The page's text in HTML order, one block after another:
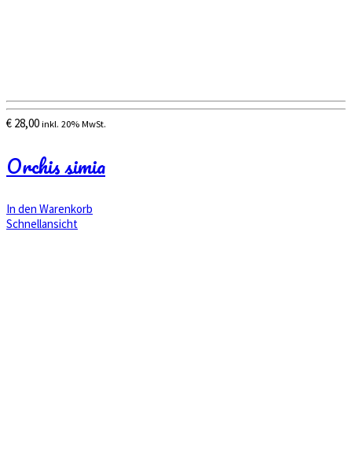
€ 28,00 inkl. 20% MwSt.
Orchis simia
In den Warenkorb
Schnellansicht